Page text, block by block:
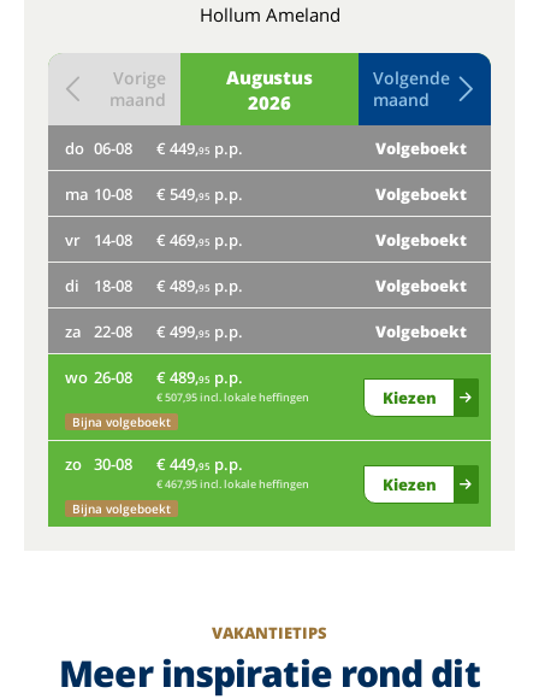
Hollum Ameland
Augustus
2026
Vorige
maand
Volgende
maand
do 06-08 € 449,95 p.p. Volgeboekt
ma 10-08 € 549,95 p.p. Volgeboekt
vr 14-08 € 469,95 p.p. Volgeboekt
di 18-08 € 489,95 p.p. Volgeboekt
za 22-08 € 499,95 p.p. Volgeboekt
wo 26-08 € 489,95 p.p.
€ 507,95 incl. lokale heffingen
Bijna volgeboekt
Kiezen
zo 30-08 € 449,95 p.p.
€ 467,95 incl. lokale heffingen
Bijna volgeboekt
Kiezen
VAKANTIETIPS
Meer inspiratie rond dit